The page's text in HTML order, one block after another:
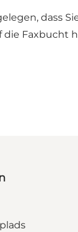
dass
die Faxbucht